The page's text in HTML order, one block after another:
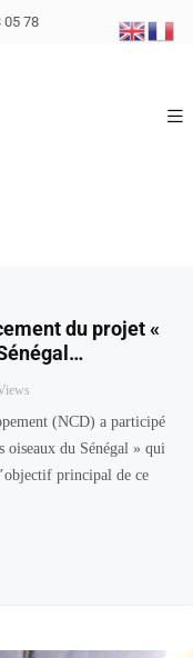
05 78
du projet «
(NCD) a participé
oiseaux du Sénégal » qui
principal de ce